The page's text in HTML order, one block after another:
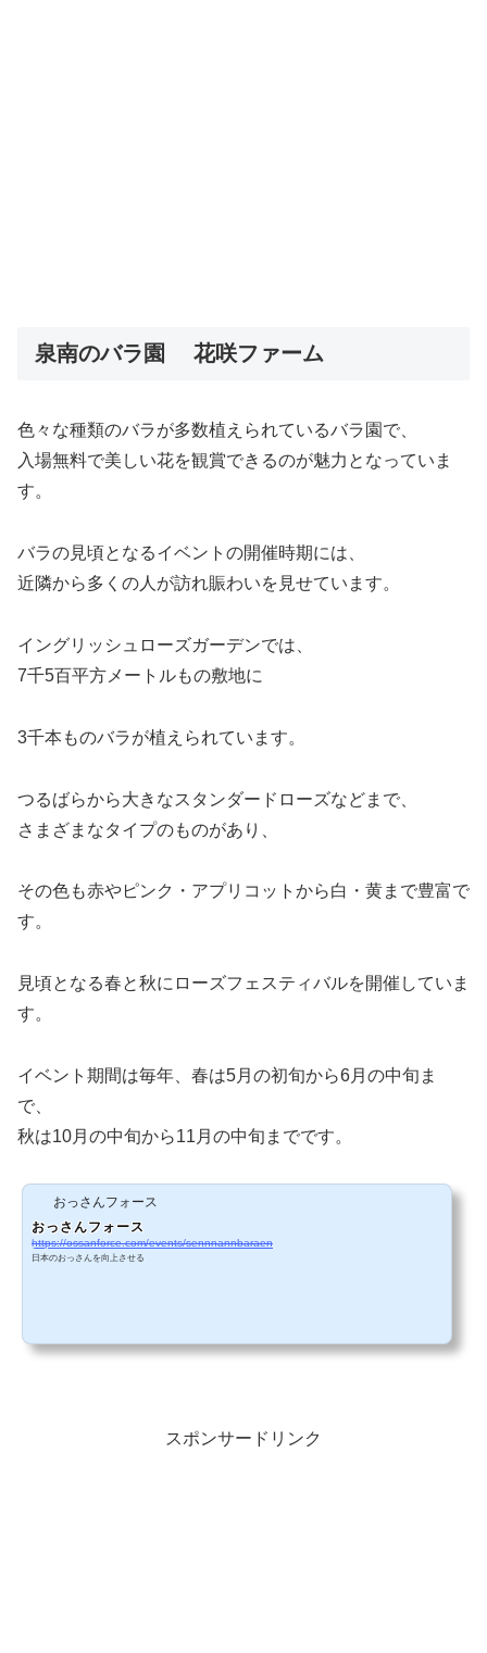
泉南のバラ園 花咲ファーム
色々な種類のバラが多数植えられているバラ園で、
入場無料で美しい花を観賞できるのが魅力となっていま
す。
バラの見頃となるイベントの開催時期には、
近隣から多くの人が訪れ賑わいを見せています。
イングリッシュローズガーデンでは、
7千5百平方メートルもの敷地に
3千本ものバラが植えられています。
つるばらから大きなスタンダードローズなどまで、
さまざまなタイプのものがあり、
その色も赤やピンク・アプリコットから白・黄まで豊富で
す。
見頃となる春と秋にローズフェスティバルを開催していま
す。
イベント期間は毎年、春は5月の初旬から6月の中旬ま
で、
秋は10月の中旬から11月の中旬までです。
おっさんフォース
おっさんフォース
https://ossanforce.com/events/sennnannbaraen
日本のおっさんを向上させる
スポンサードリンク